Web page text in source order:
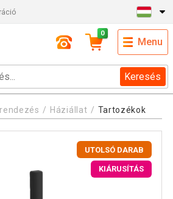
Keresés
0
Menu
Háziállat Tartozékok
UTOLSÓ DARAB
KIÁRUSÍTÁS